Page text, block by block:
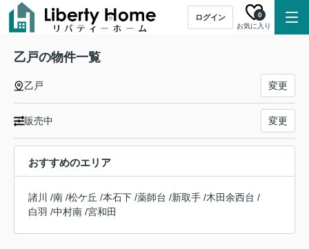
ログイン
お気に入り
0
乙戸の物件一覧
乙戸 変更
販売中 変更
おすすめのエリア
諸川 /南 /松ケ丘 /本石下 /薬師台 /新取手 /木田余西台 /
白羽 /中村南 /宮和田